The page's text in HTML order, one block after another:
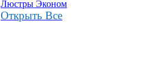
Люстры Эконом
Открыть Все